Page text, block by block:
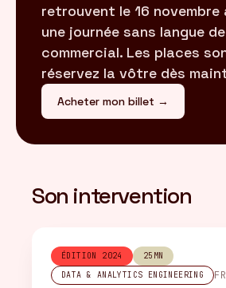
retrouvent le 16 novembre
une journée sans langue
commercial. Les places
réservez la vôtre dès
Acheter mon billet →
Son intervention
ÉDITION 2024
25MN
DATA & ANALYTICS ENGINEERING
FR